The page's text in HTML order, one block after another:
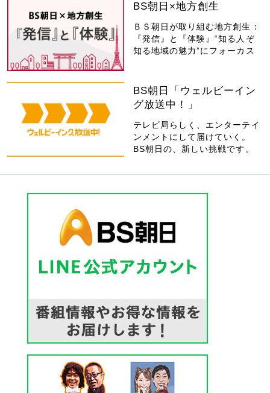
BS朝日×地方創生
ＢＳ朝日が取り組む地方創生：
『発信』と『体験』“知る人ぞ
知る地域の魅力”にフォーカス
BS朝日「ウェルビーイン
グ放送中！」
テレビ局らしく、エンターテイ
ンメントにして届けていく。
BS朝日の、新しい挑戦です。